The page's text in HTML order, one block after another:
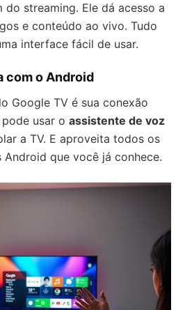
do streaming. Ele dá acesso a
e conteúdo ao vivo. Tudo
interface fácil de usar.
com o Android
Google TV é sua conexão
usar o assistente de voz
a TV. E aproveita todos os
que você já conhece.